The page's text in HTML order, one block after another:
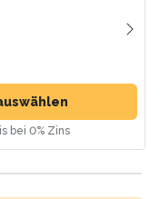
bei 0% Zins